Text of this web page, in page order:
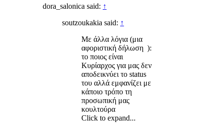
dora_salonica said: ↑
soutzoukakia said: ↑
Με άλλα λόγια (μια
αφοριστική δήλωση ):
το ποιος είναι
Κυρίαρχος για μας δεν
αποδεικνύει το status
του αλλά εμφανίζει με
κάποιο τρόπο τη
προσωπική μας
κουλτούρα
Click to expand...